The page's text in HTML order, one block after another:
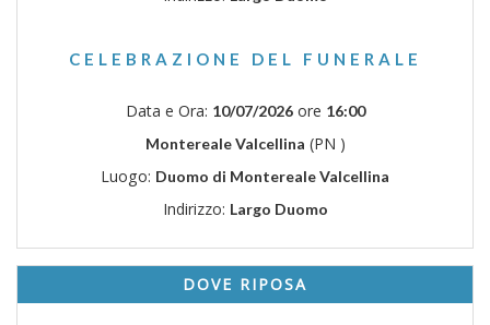
CELEBRAZIONE DEL FUNERALE
Data e Ora: 10/07/2026ore 16:00
Montereale Valcellina (PN )
Luogo: Duomo di Montereale Valcellina
Indirizzo: Largo Duomo
DOVE RIPOSA